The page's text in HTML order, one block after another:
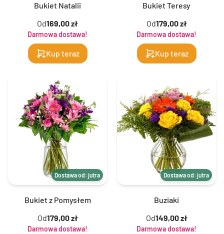
Bukiet Natalii
Od169,00 zł
Darmowa dostawa!
Kup teraz
Bukiet Teresy
Od179,00 zł
Darmowa dostawa!
Kup teraz
Dostawa od: jutra
Bukiet z Pomysłem
Od179,00 zł
Darmowa dostawa!
Dostawa od: jutra
Buziaki
Od149,00 zł
Darmowa dostawa!